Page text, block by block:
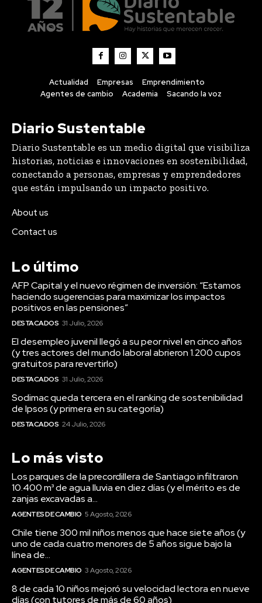
Actualidad Empresas
Emprendimiento
Agentes de cambio
Academia Sacando la voz
Diario Sustentable
Diario Sustentable es un medio digital que visibiliza
historias, noticias e innovaciones en sostenibilidad,
conectando a personas, empresas y emprendedores
que están impulsando un impacto positivo.
About us
Contact us
Lo último
AFP Capital y el nuevo régimen de inversión: “Estamos
haciendo sugerencias para maximizar los impactos
positivos en las pensiones”
DESTACADOS 31 Julio, 2026
El desempleo juvenil llegó a su peor nivel en cinco años
(y tres actores del mundo laboral abrieron 1.200 cupos
gratuitos para revertirlo)
DESTACADOS 31 Julio, 2026
Sodimac queda tercera en el ranking de sostenibilidad
de Ipsos (y primera en su categoría)
DESTACADOS 24 Julio, 2026
Lo más visto
Los parques de la precordillera de Santiago infiltraron
10.400 m³ de agua lluvia en diez días (y el mérito es de
zanjas excavadas a...
AGENTES DE CAMBIO 5 Agosto, 2026
Chile tiene 300 mil niños menos que hace siete años (y
uno de cada cuatro menores de 5 años sigue bajo la
línea de...
AGENTES DE CAMBIO 3 Agosto, 2026
8 de cada 10 niños mejoró su velocidad lectora en nueve
días (con tutores de más de 60 años)